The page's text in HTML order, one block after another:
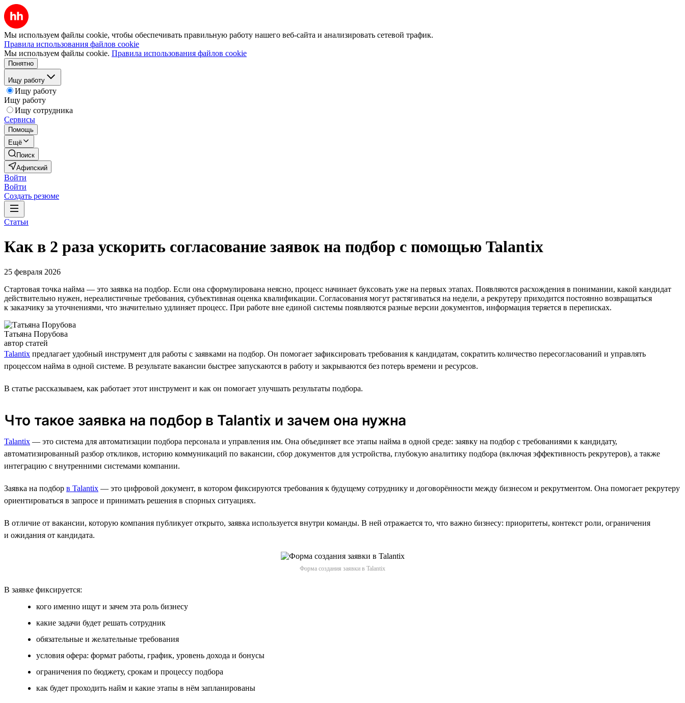
Мы используем файлы cookie, чтобы обеспечивать правильную работу нашего веб-сайта и анализировать сетевой трафик.
Правила использования файлов cookie
Мы используем файлы cookie. Правила использования файлов cookie
Понятно
Ищу работу
Ищу работу
Ищу работу
Ищу сотрудника
Сервисы
Помощь
Ещё
Поиск
Афипский
Войти
Войти
Создать резюме
Статьи
Как в 2 раза ускорить согласование заявок на подбор с помощью Talantix
25 февраля 2026
Стартовая точка найма — это заявка на подбор. Если она сформулирована неясно, процесс начинает буксовать уже на первых этапах. Появляются расхождения в понимании, какой кандидат
действительно нужен, нереалистичные требования, субъективная оценка квалификации. Согласования могут растягиваться на недели, а рекрутеру приходится постоянно возвращаться
к заказчику за уточнениями, что значительно удлиняет процесс. При работе вне единой системы появляются разные версии документов, информация теряется в переписках.
Татьяна Порубова
автор статей
Talantix предлагает удобный инструмент для работы с заявками на подбор. Он помогает зафиксировать требования к кандидатам, сократить количество пересогласований и управлять
процессом найма в одной системе. В результате вакансии быстрее запускаются в работу и закрываются без потерь времени и ресурсов.
В статье рассказываем, как работает этот инструмент и как он помогает улучшать результаты подбора.
Что такое заявка на подбор в Talantix и зачем она нужна
Talantix — это система для автоматизации подбора персонала и управления им. Она объединяет все этапы найма в одной среде: заявку на подбор с требованиями к кандидату,
автоматизированный разбор откликов, историю коммуникаций по вакансии, сбор документов для устройства, глубокую аналитику подбора (включая эффективность рекрутеров), а также
интеграцию с внутренними системами компании.
Заявка на подбор в Talantix — это цифровой документ, в котором фиксируются требования к будущему сотруднику и договорённости между бизнесом и рекрутментом. Она помогает рекрутеру
ориентироваться в запросе и принимать решения в спорных ситуациях.
В отличие от вакансии, которую компания публикует открыто, заявка используется внутри команды. В ней отражается то, что важно бизнесу: приоритеты, контекст роли, ограничения
и ожидания от кандидата.
Форма создания заявки в Talantix
В заявке фиксируется:
кого именно ищут и зачем эта роль бизнесу
какие задачи будет решать сотрудник
обязательные и желательные требования
условия офера: формат работы, график, уровень дохода и бонусы
ограничения по бюджету, срокам и процессу подбора
как будет проходить найм и какие этапы в нём запланированы